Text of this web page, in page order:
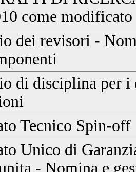
come
dei revisori -
di disciplina per i
Tecnico Spin-off
Unico di
- Nomina e